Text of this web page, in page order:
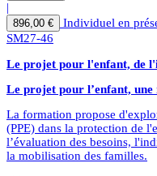
|
896,00 €
Individuel en
SM27-46
Le projet pour l'enfant, de
Le projet pour l’enfant,
La formation propose
(PPE) dans la protection de
l’évaluation des besoins,
la mobilisation des familles.